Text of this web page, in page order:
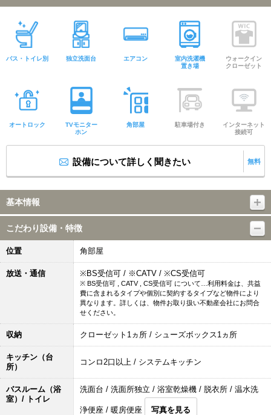
バス・トイレ別 独立洗面台 エアコン
室内洗濯機
置き場
ウォークイン
クローゼット
オートロック
TVモニター
ホン
角部屋 駐車場付き
インターネット
接続可
設備について詳しく聞きたい 無料
基本情報
こだわり設備・特徴
位置 角部屋
放送・通信 ※BS受信可 / ※CATV / ※CS受信可
※ BS受信可 , CATV , CS受信可 について…利用料金は、共益
費に含まれるタイプや個別に契約するタイプなど物件により
異なります。詳しくは、物件お取り扱い不動産会社にお問合
せください。
収納 クローゼット1ヵ所 / シューズボックス1ヵ所
キッチン（台
所）
コンロ2口以上 / システムキッチン
バスルーム（浴
室）/ トイレ
洗面台 / 洗面所独立 / 浴室乾燥機 / 脱衣所 / 温水洗
浄便座 / 暖房便座 写真を見る